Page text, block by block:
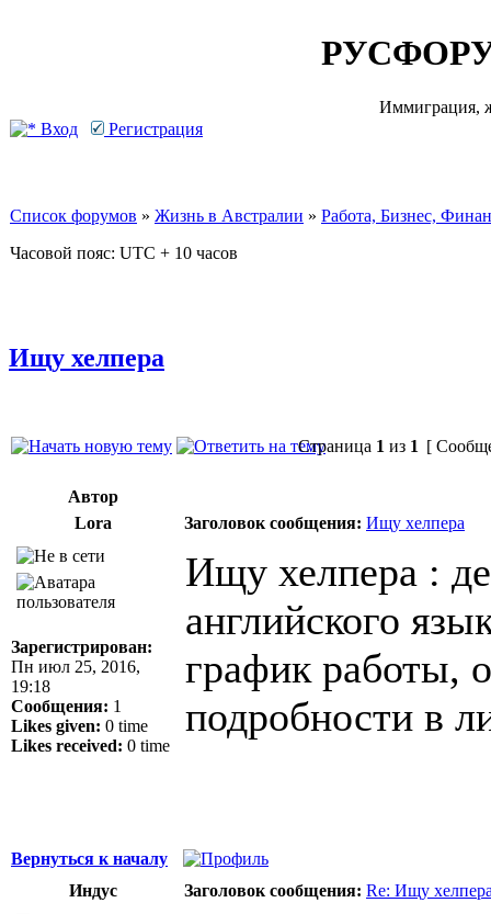
Иммиграция,
Вход
Регистрация
Список форумов » Жизнь в Австралии » Работа, Бизнес,
Часовой пояс: UTC + 10 часов
Ищу хелпера
Страница 1 из 1 [
Автор
Lora
Заголовок сообщения: Ищу хелпера
Зарегистрирован:
Пн июл 25, 2016,
19:18
Сообщения: 1
Likes given: 0 time
Likes received: 0 time
Ищу хелпера :
английского
график работы,
подробности в
Вернуться к началу
Индус
Заголовок сообщения: Re: Ищу